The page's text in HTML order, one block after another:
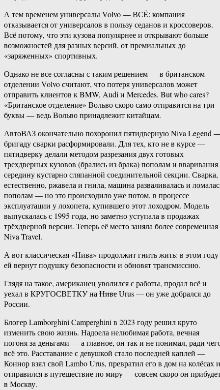
А тем временем универсалы Volvo — ВСЁ: компания
отказывается от универсалов в пользу седанов и кроссоверов.
Всё потому, что эти кузова популярнее и открывают больше
возможностей для разных версий, от премиальных до
«заряженных» спортивных.
Однако не все согласны с таким решением — в британском
отделении Volvo считают, что потеря универсалов может
отправить клиентов к BMW, Audi и Mercedes. But who cares?
«Британское отделение» Вольво скоро само отправится на три
буквы — ведь Вольво принадлежит китайцам.
АвтоВАЗ окончательно похоронил пятидверную Niva Legend
бригаду сварки расформировали. Для тех, кто не в курсе —
пятидверку делали методом разрезания двух готовых
трехдверных кузовов (брались из брака) пополам и вваривания
середину кустарно сляпанной соединительной секции. Сварка,
естественно, ржавела и гнила, машина разваливалась и
пополам — но это происходило уже потом, в процессе
эксплуатации у лохопета, купившего этот лоходром. Модель
выпускалась с 1995 года, но заметно уступала в продажах
трёхдверной версии. Теперь её место заняла более современная
Niva Travel.
А вот классическая «Нива» продолжитгнитьжить: в этом году
ей вернут подушку безопасности и обновят трансмиссию.
Глядя на такое, американец уволился с работы, продал всё и
уехал в КРУГОСВЕТКУ наНивеUrus — он уже добрался до
России.
Блогер Lamborghini Camperghini в 2023 году решил круто
изменить свою жизнь. Надоела нелюбимая работа, вечная
погоня за деньгами — а главное, он так и не понимал, ради
всё это. Расставание с девушкой стало последней каплей —
Коннор взял свой Lambo Urus, превратил его в дом на колёсах и
отправился в путешествие по миру — совсем скоро он
в Москву.